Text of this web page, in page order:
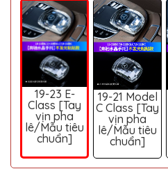
AUDI
MINI
COOPER
PEUGEOT
VINFAST
ĐỒ
CHƠI
TÔ
19-23 E-
Class [Tay
vịn pha
lê/Mẫu tiêu
chuẩn]
19-21 Model
C Class [Tay
vịn pha
lê/Mẫu tiêu
chuẩn]